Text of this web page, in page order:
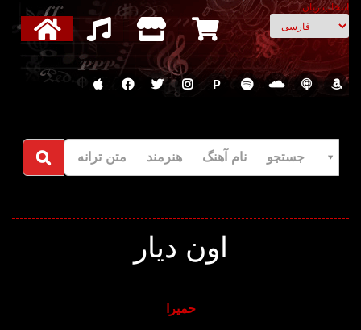
انتخاب زبان
P
جستجو نام آهنگ هنرمند متن ترانه
اون دیار
حمیرا